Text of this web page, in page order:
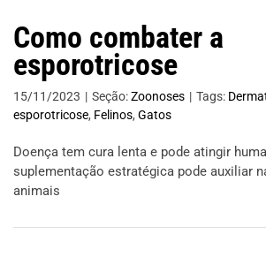
Como combater a
esporotricose
15/11/2023 | Seção:Zoonoses | Tags:
esporotricose, Felinos, Gatos
Doença tem cura lenta e pode atingir
suplementação estratégica pode auxiliar
animais